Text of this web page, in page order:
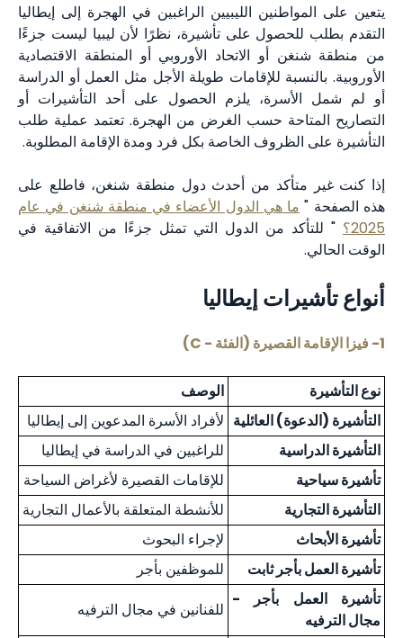
يتعين على المواطنين الليبيين الراغبين في الهجرة إلى إيطاليا
التقدم بطلب للحصول على تأشيرة، نظرًا لأن ليبيا ليست جزءًا
من منطقة شنغن أو الاتحاد الأوروبي أو المنطقة الاقتصادية
الأوروبية. بالنسبة للإقامات طويلة الأجل مثل العمل أو الدراسة
أو لم شمل الأسرة، يلزم الحصول على أحد التأشيرات أو
التصاريح المتاحة حسب الغرض من الهجرة. تعتمد عملية طلب
التأشيرة على الظروف الخاصة بكل فرد ومدة الإقامة المطلوبة.
إذا كنت غير متأكد من أحدث دول منطقة شنغن، فاطلع على
هذه الصفحة " ما هي الدول الأعضاء في منطقة شنغن في عام
2025؟
" للتأكد من الدول التي تمثل جزءًا من الاتفاقية في
الوقت الحالي.
أنواع تأشيرات إيطاليا
1- فيزا الإقامة القصيرة (الفئة - C)
نوع التأشيرة
الوصف
التأشيرة (الدعوة) العائلية لأفراد الأسرة المدعوين إلى إيطاليا
التأشيرة الدراسية
للراغبين في الدراسة في إيطاليا
تأشيرة سياحية
للإقامات القصيرة لأغراض السياحة
التأشيرة التجارية
للأنشطة المتعلقة بالأعمال التجارية
تأشيرة الأبحاث
لإجراء البحوث
تأشيرة العمل بأجر ثابت
للموظفين بأجر
تأشيرة العمل بأجر -
مجال الترفيه
للفنانين في مجال الترفيه